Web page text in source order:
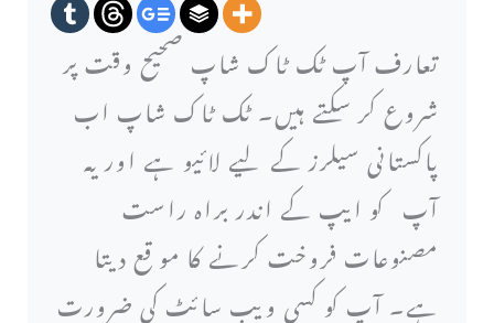
تعارف آپ ٹک ٹاک شاپ صحیح وقت پر
شروع کر سکتے ہیں۔ ٹک ٹاک شاپ اب
پاکستانی سیلرز کے لیے لائیو ہے اور یہ
آپ کو ایپ کے اندر براہ راست
مصنوعات فروخت کرنے کا مو قع دیتا
ہے۔ آپ کو کسی ویب سائٹ کی ضرورت
شروع
کرنے
والوں
کے
لیے
مکمل